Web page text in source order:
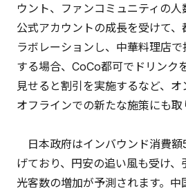
ウント、ファンコミュニティの人
公式アカウントの成長を受けて
ラボレーションし、中華料理店
する場合、CoCo都可でドリンク
見せると割引を実施するなど、オ
オフラインでの新たな施策にも取
日本政府はインバウンド消費額
げており、円安の追い風も受け
光客数の増加が予測されます。